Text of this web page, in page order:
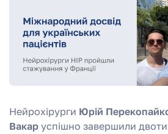
Нейрохірурги Юрій
Вакар успішно завершили